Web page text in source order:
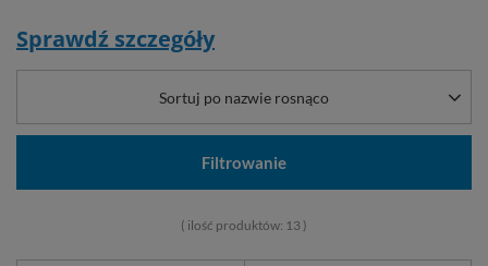
Sprawdź szczegóły
Sortuj po nazwie rosnąco
Filtrowanie
( ilość produktów: 13 )